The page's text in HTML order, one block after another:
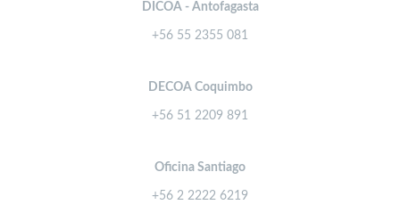
DICOA - Antofagasta
+56 55 2355 081
DECOA Coquimbo
+56 51 2209 891
Oficina Santiago
+56 2 2222 6219